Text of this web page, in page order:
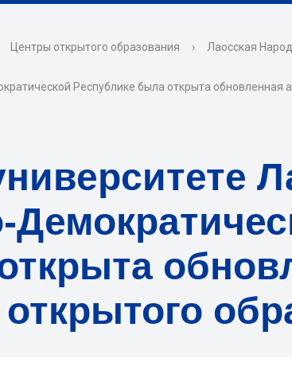
Центры открытого образования › Лаосская
Республике была открыта обновленная